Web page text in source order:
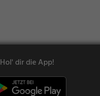
Hol' dir die App!